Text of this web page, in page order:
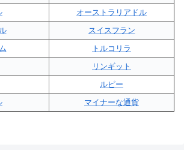
オーストラリアドル
スイスフラン
トルコリラ
リンギット
ルピー
マイナーな通貨